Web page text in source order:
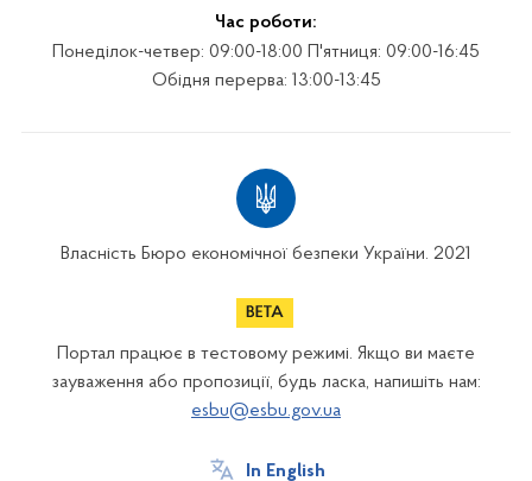
Час роботи:
Понеділок-четвер: 09:00-18:00 П'ятниця: 09:00-16:45
Обідня перерва: 13:00-13:45
Власність Бюро економічної безпеки України. 2021
Портал працює в тестовому режимі. Якщо ви маєте
зауваження або пропозиції, будь ласка, напишіть нам:
esbu@esbu.gov.ua
In English